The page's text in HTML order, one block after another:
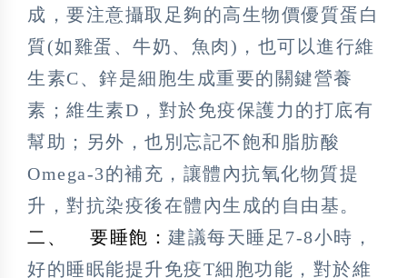
成，要注意攝取足夠的高生物價優質蛋白
質(如雞蛋、牛奶、魚肉)，也可以進行維
生素C、鋅是細胞生成重要的關鍵營養
素；維生素D，對於免疫保護力的打底有
幫助；另外，也別忘記不飽和脂肪酸
Omega-3的補充，讓體內抗氧化物質提
升，對抗染疫後在體內生成的自由基。
二、 要睡飽： 建議每天睡足7-8小時，
好的睡眠能提升免疫T細胞功能，對於維